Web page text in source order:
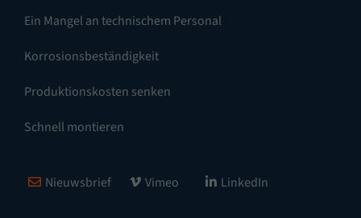
Ein Mangel an technischem Personal
Korrosionsbeständigkeit
Produktionskosten senken
Schnell montieren
Nieuwsbrief Vimeo LinkedIn